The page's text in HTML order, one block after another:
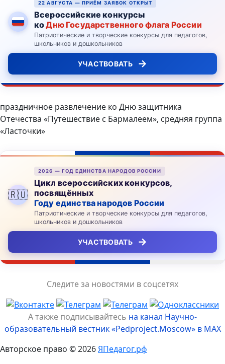
22 АВГУСТА — ПРИЁМ ЗАЯВОК ОТКРЫТ
Всероссийские конкурсы
коДню Государственного флага России
Патриотические и творческие конкурсы для педагогов,
школьников и дошкольников
УЧАСТВОВАТЬ →
праздничное развлечение ко Дню защитника
Отечества «Путешествие с Бармалеем», средняя группа
«Ласточки»
🇷🇺
2026 — ГОД ЕДИНСТВА НАРОДОВ РОССИИ
Цикл всероссийских конкурсов,
посвящённых
Году единства народов России
Патриотические и творческие конкурсы для педагогов,
школьников и дошкольников
УЧАСТВОВАТЬ →
Следите за новостями в соцсетях
А также подписывайтесь на канал Научно-
образовательный вестник «Pedproject.Moscow» в MAX
Авторское право © 2026ЯПедагог.рф